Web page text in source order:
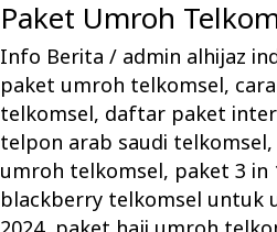
Paket Umroh
Info Berita / admin alhijaz
paket umroh telkomsel,
telkomsel, daftar paket
telpon arab saudi telkomsel,
umroh telkomsel, paket 3
blackberry telkomsel untuk
Paket
Umroh
Telkomsel
perluas
layanan
di
Tanah